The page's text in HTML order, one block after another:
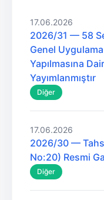
17.06.2026
2026/31 — 58
Genel
Yapılmasına
Yayımlanmıştır
Diğer
17.06.2026
2026/30 —
No:20) Resmi
Diğer